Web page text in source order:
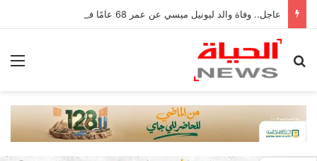
عاجل.. وفاة والد ليونيل ميسي عن عمر 68 عامًا في الأرجنتين
بحث عن